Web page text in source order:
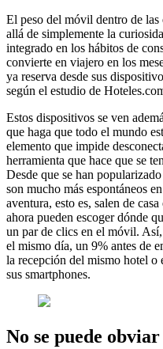
El peso del móvil dentro de
allá de simplemente la
integrado en los hábitos de
convierte en viajero en los
ya reserva desde sus
según el estudio de
Estos dispositivos se ven
que haga que todo el mundo
elemento que impide
herramienta que hace que se
Desde que se han
son mucho más espontáneos
aventura, esto es, salen de
ahora pueden escoger dónde
un par de clics en el móvil.
el mismo día, un 9% antes de
la recepción del mismo hotel o
sus smartphones.
No se puede